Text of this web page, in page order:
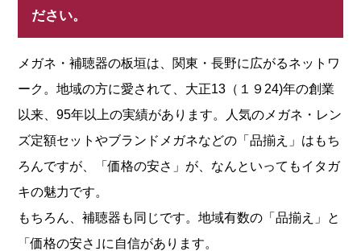
ださい。
メガネ・補聴器の板垣は、関東・長野に広がるネットワ
ーク。地域の方に愛されて、大正13（１９24)年の創業
以来、95年以上の実績があります。人気のメガネ・レン
ズ定額セットやブランドメガネなどの「品揃え」はもち
ろんですが、「価格の安さ」が、なんといってもイタガ
キの魅力です。
もちろん、補聴器も同じです。地域有数の「品揃え」と
「価格の安さ｣に自信があります。